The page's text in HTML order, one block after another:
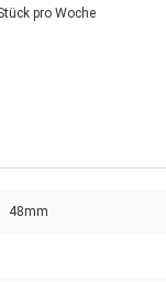
pro Woche
48mm